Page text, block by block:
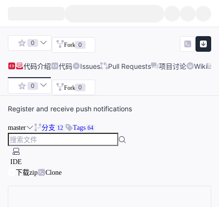
0 Fork 0
代码介绍 代码 Issues Pull Requests 项目讨论 Wiki
0 Fork 0
Register and receive push notifications
master 分支 12 Tags 64
IDE
下载zip
Clone